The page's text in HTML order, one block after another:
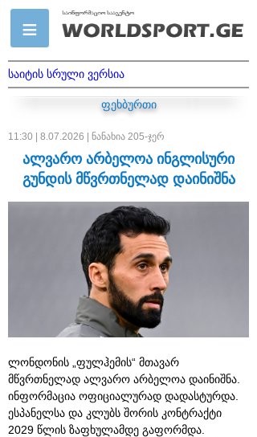
საიტის სრული ვერსია
ფეხბურთი
11:30 | 8.07.2026 | ნანახია 205-ჯერ
ალვარო არბელოა ინგლისური
გუნდის მწვრთნელად დაინიშნა
ლონდონის „ფულჰემის“ მთავარ
მწვრთნელად ალვარო არბელოა დაინიშნა.
ინფორმაცია ოფიციალურად დადასტურდა.
ესპანელსა და კლუბს შორის კონტრაქტი
2029 წლის ზაფხულამდე გაფორმდა.